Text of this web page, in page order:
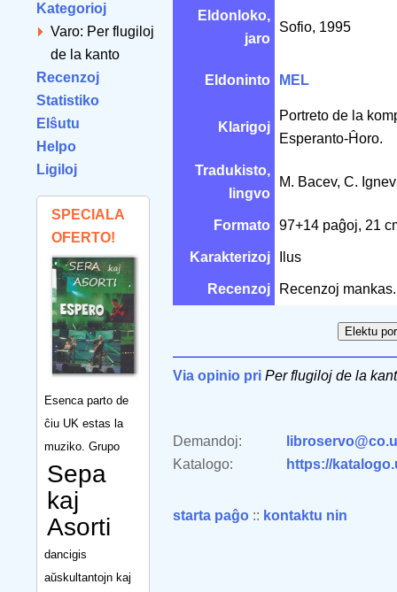
Kategorioj
Varo: Per flugiloj
de la kanto
Recenzoj
Statistiko
Elŝutu
Helpo
Ligiloj
SPECIALA
OFERTO!
Esenca parto de
ĉiu UK estas la
muziko. Grupo
Sepa
kaj
Asorti
dancigis
aŭskultantojn kaj
Eldonloko,
jaro
Sofio, 1995
Eldoninto MEL
Klarigoj
Portreto de la
Esperanto-Ĥoro.
Tradukisto,
lingvo
M. Bacev, C.
Formato 97+14 paĝoj, 21
Karakterizoj Ilus
Recenzoj Recenzoj mankas.
Via opinio pri Per flugiloj de la
Demandoj:
Katalogo:
https://
starta paĝo :: kontaktu nin